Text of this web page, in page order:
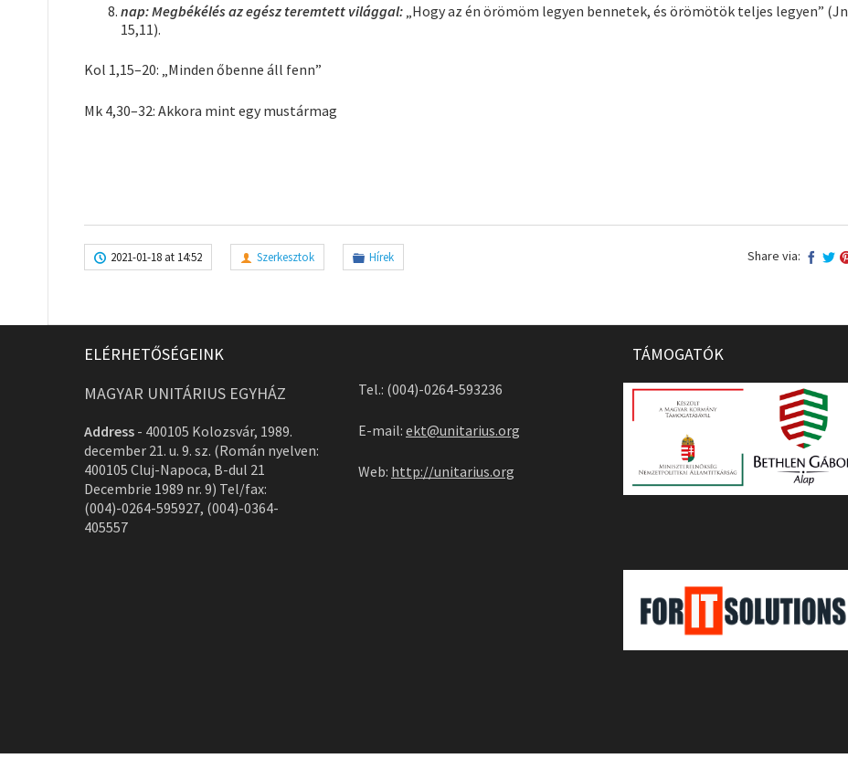
nap: Megbékélés az egész teremtett világgal: „Hogy az én örömöm legyen bennetek, és örömötök teljes legyen” (Jn
15,11).
Kol 1,15–20: „Minden őbenne áll fenn”
Mk 4,30–32: Akkora mint egy mustármag
2021-01-18 at 14:52 Szerkesztok Hírek Share via:
ELÉRHETŐSÉGEINK
MAGYAR UNITÁRIUS EGYHÁZ
Address - 400105 Kolozsvár, 1989.
december 21. u. 9. sz. (Román nyelven:
400105 Cluj-Napoca, B-dul 21
Decembrie 1989 nr. 9) Tel/fax:
(004)-0264-595927, (004)-0364-
405557
Tel.: (004)-0264-593236
E-mail: ekt@unitarius.org
Web: http://unitarius.org
TÁMOGATÓK